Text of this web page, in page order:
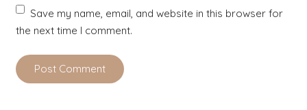
Save my name, email, and website in this browser for
the next time I comment.
Post Comment